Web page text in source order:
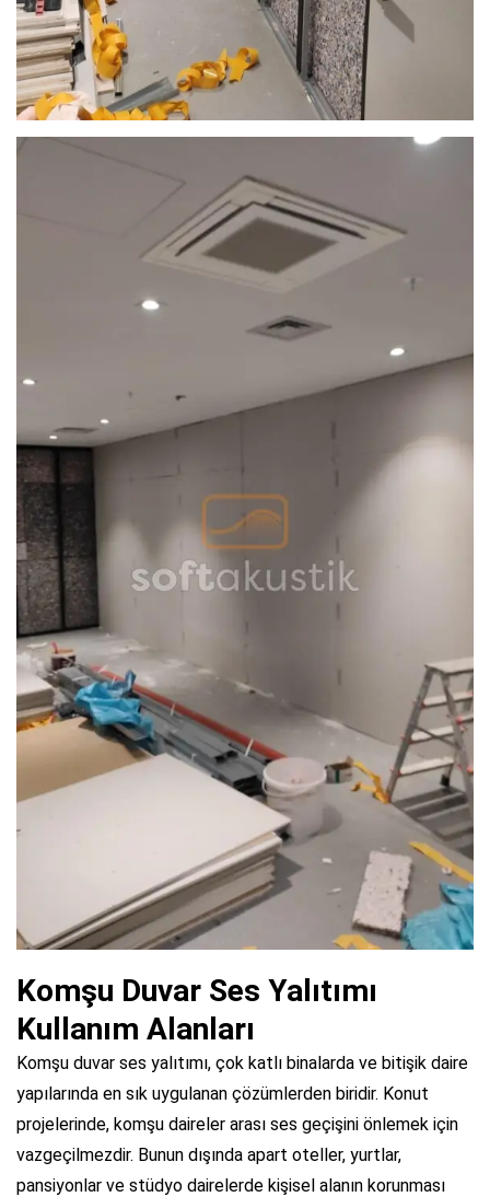
Komşu Duvar Ses Yalıtımı
Kullanım Alanları
Komşu duvar ses yalıtımı, çok katlı binalarda ve bitişik daire
yapılarında en sık uygulanan çözümlerden biridir. Konut
projelerinde, komşu daireler arası ses geçişini önlemek için
vazgeçilmezdir. Bunun dışında apart oteller, yurtlar,
pansiyonlar ve stüdyo dairelerde kişisel alanın korunması